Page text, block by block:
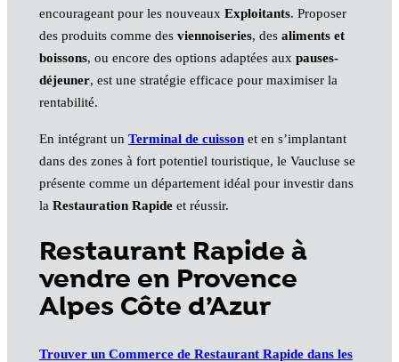
encourageant pour les nouveaux Exploitants. Proposer
des produits comme des viennoiseries, des aliments et
boissons, ou encore des options adaptées aux pauses-
déjeuner, est une stratégie efficace pour maximiser la
rentabilité.
En intégrant un Terminal de cuissonet en s’implantant
dans des zones à fort potentiel touristique, le Vaucluse se
présente comme un département idéal pour investir dans
la Restauration Rapideet réussir.
Restaurant Rapide à
vendre en Provence
Alpes Côte d’Azur
Trouver un Commerce de Restaurant Rapide dans les